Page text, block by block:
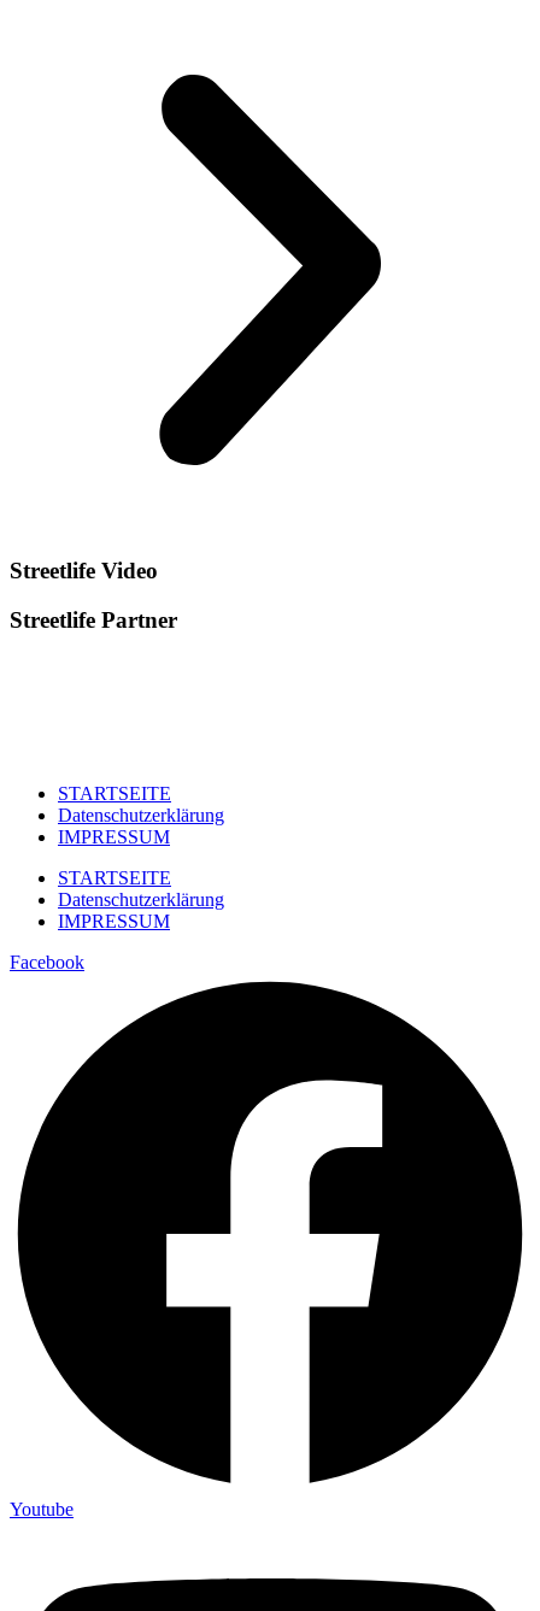
Streetlife Video
Streetlife Partner
STARTSEITE
Datenschutzerklärung
IMPRESSUM
STARTSEITE
Datenschutzerklärung
IMPRESSUM
Facebook
Youtube